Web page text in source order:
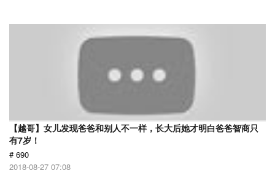
【越哥】女儿发现爸爸和别人不一样，长大后她才明白爸爸智商只
有7岁！
# 690
2018-08-27 07:08